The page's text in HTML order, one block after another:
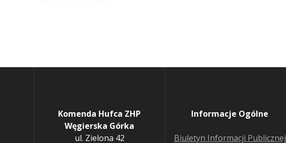
Komenda Hufca ZHP
Węgierska Górka
ul. Zielona 42
Informacje Ogólne
Biuletyn Informacji Publicznej